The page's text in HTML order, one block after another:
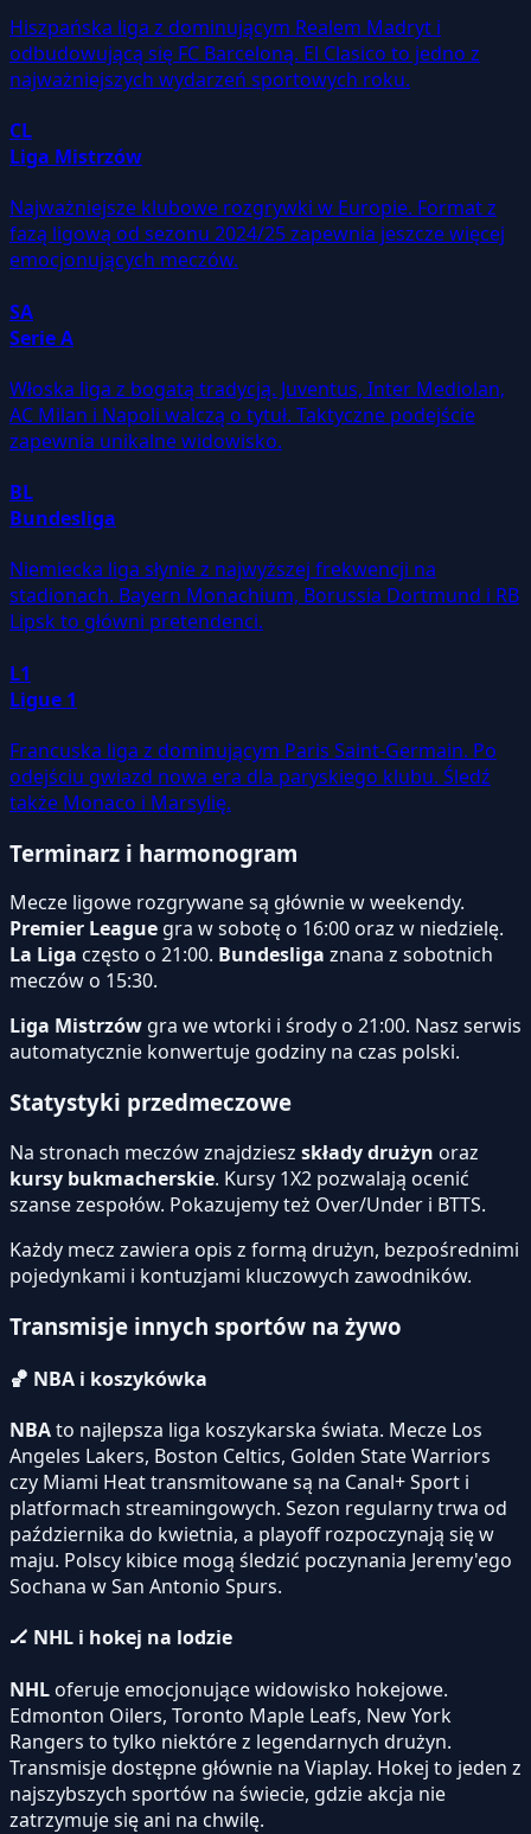
Hiszpańska liga z dominującym Realem Madryt i
odbudowującą się FC Barceloną. El Clasico to jedno z
najważniejszych wydarzeń sportowych roku.
CL
Liga Mistrzów
Najważniejsze klubowe rozgrywki w Europie. Format z
fazą ligową od sezonu 2024/25 zapewnia jeszcze więcej
emocjonujących meczów.
SA
Serie A
Włoska liga z bogatą tradycją. Juventus, Inter Mediolan,
AC Milan i Napoli walczą o tytuł. Taktyczne podejście
zapewnia unikalne widowisko.
BL
Bundesliga
Niemiecka liga słynie z najwyższej frekwencji na
stadionach. Bayern Monachium, Borussia Dortmund i RB
Lipsk to główni pretendenci.
L1
Ligue 1
Francuska liga z dominującym Paris Saint-Germain. Po
odejściu gwiazd nowa era dla paryskiego klubu. Śledź
także Monaco i Marsylię.
Terminarz i harmonogram
Mecze ligowe rozgrywane są głównie w weekendy.
Premier League gra w sobotę o 16:00 oraz w niedzielę.
La Liga często o 21:00. Bundesliga znana z sobotnich
meczów o 15:30.
Liga Mistrzów gra we wtorki i środy o 21:00. Nasz serwis
automatycznie konwertuje godziny na czas polski.
Statystyki przedmeczowe
Na stronach meczów znajdziesz składy drużyn oraz
kursy bukmacherskie. Kursy 1X2 pozwalają ocenić
szanse zespołów. Pokazujemy też Over/Under i BTTS.
Każdy mecz zawiera opis z formą drużyn, bezpośrednimi
pojedynkami i kontuzjami kluczowych zawodników.
Transmisje innych sportów na żywo
🏀 NBA i koszykówka
NBAto najlepsza liga koszykarska świata. Mecze Los
Angeles Lakers, Boston Celtics, Golden State Warriors
czy Miami Heat transmitowane są na Canal+ Sport i
platformach streamingowych. Sezon regularny trwa od
października do kwietnia, a playoff rozpoczynają się w
maju. Polscy kibice mogą śledzić poczynania Jeremy'ego
Sochana w San Antonio Spurs.
🏒 NHL i hokej na lodzie
NHL oferuje emocjonujące widowisko hokejowe.
Edmonton Oilers, Toronto Maple Leafs, New York
Rangers to tylko niektóre z legendarnych drużyn.
Transmisje dostępne głównie na Viaplay. Hokej to jeden z
najszybszych sportów na świecie, gdzie akcja nie
zatrzymuje się ani na chwilę.